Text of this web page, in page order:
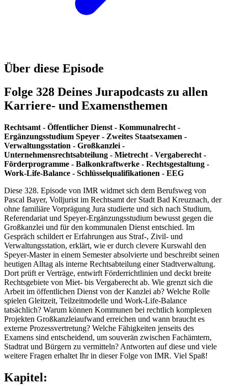
Über diese Episode
Folge 328 Deines Jurapodcasts zu allen
Karriere- und Examensthemen
Rechtsamt - Öffentlicher Dienst - Kommunalrecht -
Ergänzungsstudium Speyer - Zweites Staatsexamen -
Verwaltungsstation - Großkanzlei -
Unternehmensrechtsabteilung - Mietrecht - Vergaberecht -
Förderprogramme - Balkonkraftwerke - Rechtsgestaltung -
Work-Life-Balance - Schlüsselqualifikationen - EEG
Diese 328. Episode von IMR widmet sich dem Berufsweg von
Pascal Bayer, Volljurist im Rechtsamt der Stadt Bad Kreuznach, der
ohne familiäre Vorprägung Jura studierte und sich nach Studium,
Referendariat und Speyer-Ergänzungsstudium bewusst gegen die
Großkanzlei und für den kommunalen Dienst entschied. Im
Gespräch schildert er Erfahrungen aus Straf-, Zivil- und
Verwaltungsstation, erklärt, wie er durch clevere Kurswahl den
Speyer-Master in einem Semester absolvierte und beschreibt seinen
heutigen Alltag als interne Rechtsabteilung einer Stadtverwaltung.
Dort prüft er Verträge, entwirft Förderrichtlinien und deckt breite
Rechtsgebiete von Miet- bis Vergaberecht ab. Wie grenzt sich die
Arbeit im öffentlichen Dienst von der Kanzlei ab? Welche Rolle
spielen Gleitzeit, Teilzeitmodelle und Work-Life-Balance
tatsächlich? Warum können Kommunen bei rechtlich komplexen
Projekten Großkanzleiaufwand erreichen und wann braucht es
externe Prozessvertretung? Welche Fähigkeiten jenseits des
Examens sind entscheidend, um souverän zwischen Fachämtern,
Stadtrat und Bürgern zu vermitteln? Antworten auf diese und viele
weitere Fragen erhaltet Ihr in dieser Folge von IMR. Viel Spaß!
Kapitel: